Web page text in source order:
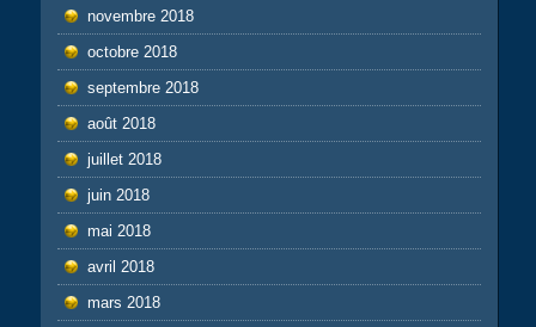
novembre 2018
octobre 2018
septembre 2018
août 2018
juillet 2018
juin 2018
mai 2018
avril 2018
mars 2018